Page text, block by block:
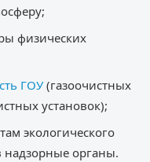
физических
ГОУ(газоочистных
установок);
экологического
надзорные органы.